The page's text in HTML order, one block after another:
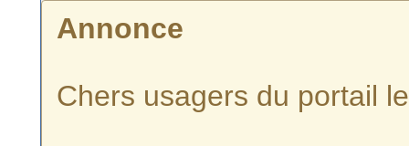
Annonce
Chers usagers du portail